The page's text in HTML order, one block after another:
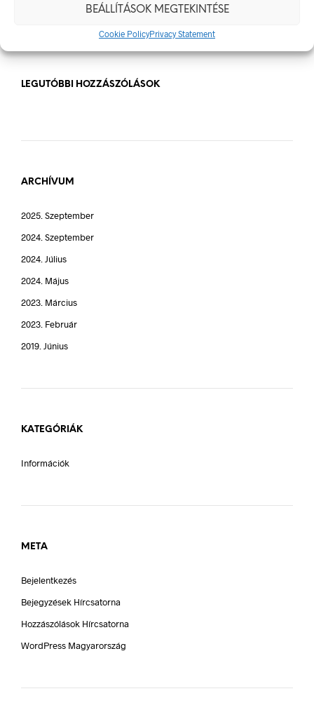
BEÁLLÍTÁSOK MEGTEKINTÉSE
Cookie PolicyPrivacy Statement
LEGUTÓBBI HOZZÁSZÓLÁSOK
ARCHÍVUM
2025. Szeptember
2024. Szeptember
2024. Július
2024. Május
2023. Március
2023. Február
2019. Június
KATEGÓRIÁK
Információk
META
Bejelentkezés
Bejegyzések Hírcsatorna
Hozzászólások Hírcsatorna
WordPress Magyarország